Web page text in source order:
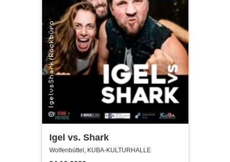
Igel vs. Shark
Wolfenbüttel, KUBA-KULTURHALLE